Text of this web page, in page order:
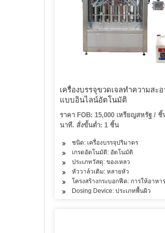
เครื่องบรรจุขวดเจลทำความสะ
แบบอินไลน์อัตโนมัติ
ราคา FOB: 15,000 เหรียญสหรัฐ / ชิ้
นาที. สั่งขั้นต่ำ: 1 ชิ้น
ชนิด: เครื่องบรรจุปริมาตร
เกรดอัตโนมัติ: อัตโนมัติ
ประเภทวัสดุ: ของเหลว
หัววาล์วเติม: หลายหัว
โครงสร้างกระบอกฟีด: การให้อาหา
Dosing Device: ประเภทพื้นผิว